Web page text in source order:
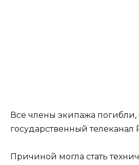
Все члены экипажа
государственный телеканал
Причиной могла стать